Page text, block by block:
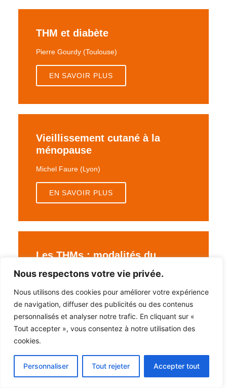
Nous respectons votre vie privée.
Nous utilisons des cookies pour améliorer votre expérience
de navigation, diffuser des publicités ou des contenus
personnalisés et analyser notre trafic. En cliquant sur «
Tout accepter », vous consentez à notre utilisation des
cookies.
Personnaliser Tout rejeter Accepter tout
THM et diabète
Pierre Gourdy (Toulouse)
EN SAVOIR PLUS
Vieillissement cutané à la
ménopause
Michel Faure (Lyon)
EN SAVOIR PLUS
Les THMs : modalités du
traitement hormonal et risques
de cancer
Patrice Lopès (Nantes)
EN SAVOIR PLUS
23ÈMES JOURNÉES PYRÉNÉENNES DE
GYNÉCOLOGIE